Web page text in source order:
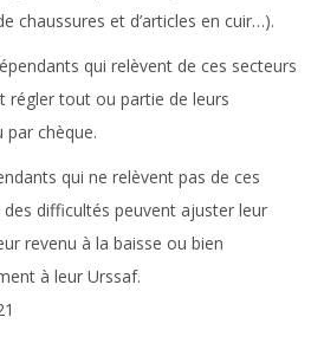
chaussures et d’articles en cuir…).
qui relèvent de ces secteurs
régler tout ou partie de leurs
chèque.
qui ne relèvent pas de ces
difficultés peuvent ajuster leur
revenu à la baisse ou bien
à leur Urssaf.